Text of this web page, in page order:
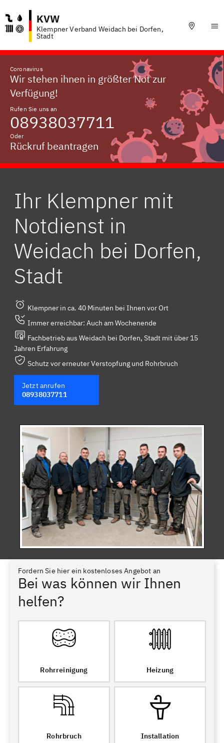
KVW
Klempner Verband Weidach bei Dorfen,
Stadt
Coronavirus
Wir stehen ihnen in größter Not zur
Verfügung!
Rufen Sie uns an
08938037711
Oder
Rückruf beantragen
Ihr Klempner mit
Notdienst in
Weidach bei Dorfen,
Stadt
Klempner in ca. 40 Minuten bei Ihnen vor Ort
Immer erreichbar: Auch am Wochenende
Fachbetrieb aus Weidach bei Dorfen, Stadt mit über 15
Jahren Erfahrung
Schutz vor erneuter Verstopfung und Rohrbruch
Jetzt anrufen
08938037711
Fordern Sie hier ein kostenloses Angebot an
Bei was können wir Ihnen
helfen?
Rohrreinigung Heizung
Rohrbruch Installation